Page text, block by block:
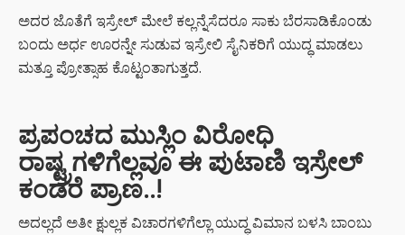
ಅದರ ಜೊತೆಗೆ ಇಸ್ರೇಲ್ ಮೇಲೆ ಕಲ್ಲನ್ನೆಸೆದರೂ ಸಾಕು ಬೆರಸಾಡಿಕೊಂಡು
ಬಂದು ಅರ್ಧ ಊರನ್ನೇ ಸುಡುವ ಇಸ್ರೇಲಿ ಸೈನಿಕರಿಗೆ ಯುದ್ಧ ಮಾಡಲು
ಮತ್ತೂ ಪ್ರೋತ್ಸಾಹ ಕೊಟ್ಟಂತಾಗುತ್ತದೆ.
ಪ್ರಪಂಚದ ಮುಸ್ಲಿಂ ವಿರೋಧಿ
ರಾಷ್ಟ್ರಗಳಿಗೆಲ್ಲವೂ ಈ ಪುಟಾಣಿ ಇಸ್ರೇಲ್
ಕಂಡರೆ ಪ್ರಾಣ..!
ಅದಲ್ಲದೆ ಅತೀ ಕ್ಷುಲ್ಲಕ ವಿಚಾರಗಳಿಗೆಲ್ಲಾ ಯುದ್ಧ ವಿಮಾನ ಬಳಸಿ ಬಾಂಬು